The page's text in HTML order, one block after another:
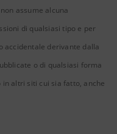
assume alcuna
di qualsiasi tipo e per
accidentale derivante dalla
o di qualsiasi forma
altri siti cui sia fatto, anche